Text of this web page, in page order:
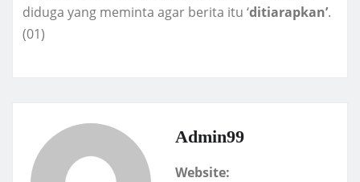
diduga yang meminta agar berita itu ‘ditiarapkan’.
(01)
Admin99
Website: